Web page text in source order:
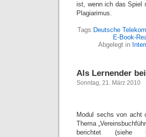
ist, wenn ich das Spiel
Plagiarimus.
Tags: Deutsche
E-Book-
Abgelegt in
Als Lernender
Sonntag, 21. März 2010
Modul sechs von acht
Thema
berichtet (siehe